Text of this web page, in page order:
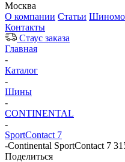
Москва
О компании Статьи
Контакты
Стаус заказа
Главная
-
Каталог
-
Шины
-
CONTINENTAL
-
SportContact 7
-Continental SportContact 7
Поделиться